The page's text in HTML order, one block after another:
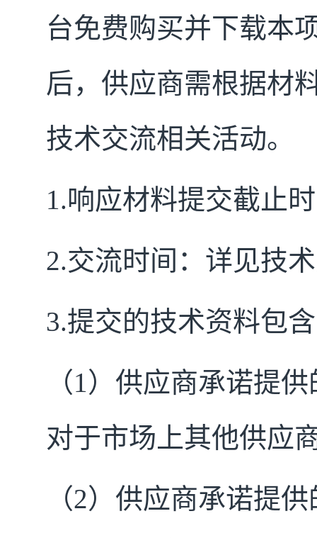
台免费购买并下载本
后，供应商需根据材
技术交流相关活动。
1.响应材料提交截止
2.交流时间：详见技
3.提交的技术资料包
（1）供应商承诺提
对于市场上其他供应
（2）供应商承诺提